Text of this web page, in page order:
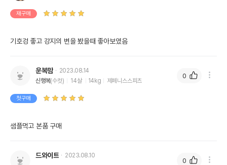
재구매
기호겅 좋고 강지의 변을 봤을때 좋아보였음
운복맘
2023.08.14
신행복(수컷) 14살 14kg 제페니스스피츠
첫구매
샘플먹고 본품 구매
0
드와이트 2023.08.10
0